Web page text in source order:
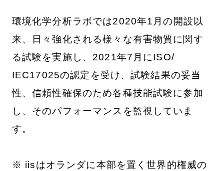
環境化学分析ラボでは2020年1月の開設以
来、日々強化される様々な有害物質に関す
る試験を実施し、2021年7月にISO/
IEC17025の認定を受け、試験結果の妥当
性、信頼性確保のため各種技能試験に参加
し、そのパフォーマンスを監視していま
す。
※ iisはオランダに本部を置く世界的権威の